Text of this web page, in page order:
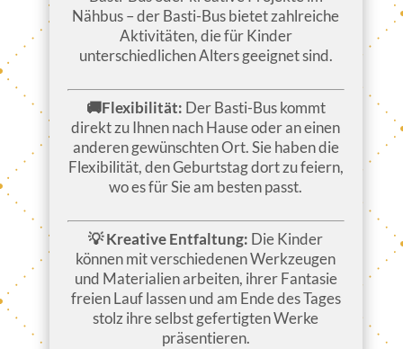
Nähbus – der Basti-Bus bietet zahlreiche
Aktivitäten, die für Kinder
unterschiedlichen Alters geeignet sind.
🚚Flexibilität: Der Basti-Bus kommt
direkt zu Ihnen nach Hause oder an einen
anderen gewünschten Ort. Sie haben die
Flexibilität, den Geburtstag dort zu feiern,
wo es für Sie am besten passt.
💡 Kreative Entfaltung: Die Kinder
können mit verschiedenen Werkzeugen
und Materialien arbeiten, ihrer Fantasie
freien Lauf lassen und am Ende des Tages
stolz ihre selbst gefertigten Werke
präsentieren.